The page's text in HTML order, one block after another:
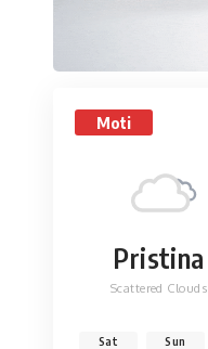
Moti
Pristina
Scattered Clouds
Sat Sun